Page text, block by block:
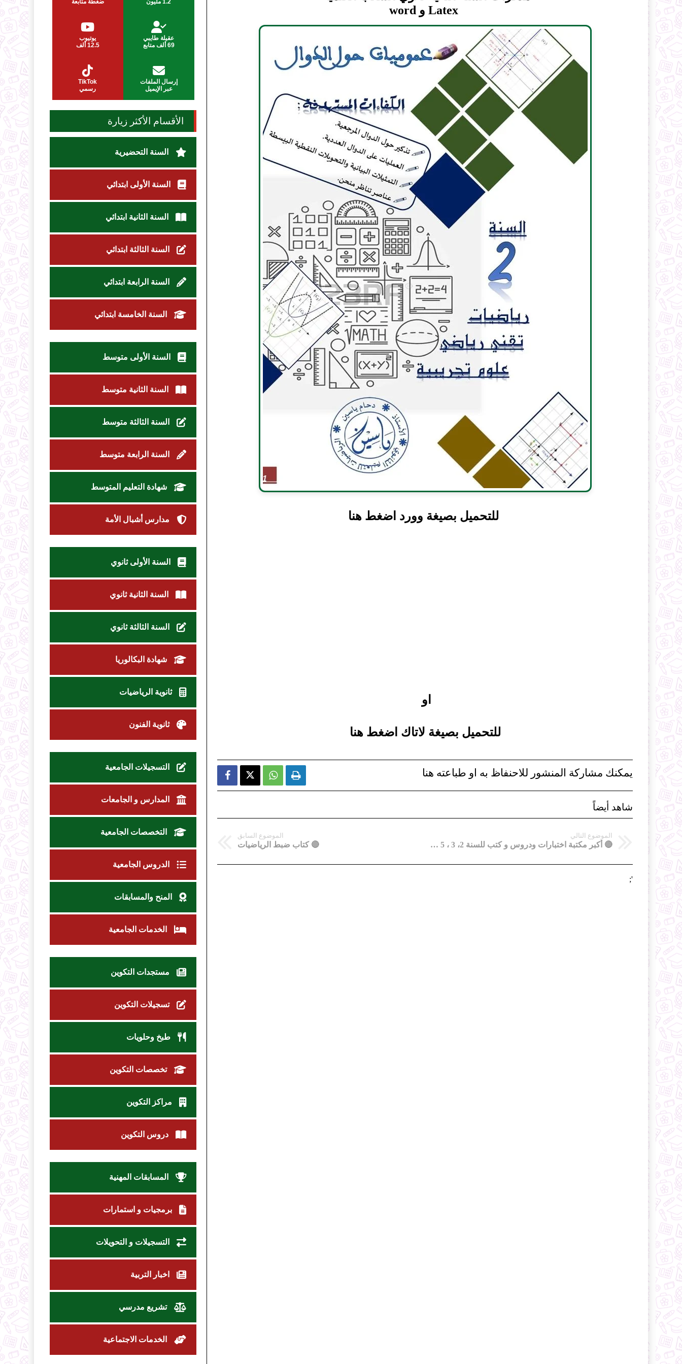
Latex و word
للتحميل بصيغة وورد اضغط هنا
او
للتحميل بصيغة لاتاك اضغط هنا
يمكنك مشاركة المنشور للاحنفاظ به او طباعته هنا   
شاهد أيضاً
الموضوع التالي
🔴 أكبر مكتبة اختبارات ودروس و كتب للسنة 2، 3 ، 5 ابتدائي
الموضوع السابق
🔴 كتاب ضبط الرياضيات
';
عقيلة طايبي
69 ألف متابع
يوتيوب
12.5 ألف
إرسال الملفات
عبر الإيميل
TikTok
رسمي
الأقسام الأكثر زيارة
السنة التحضيرية
السنة الأولى ابتدائي
السنة الثانية ابتدائي
السنة الثالثة ابتدائي
السنة الرابعة ابتدائي
السنة الخامسة ابتدائي
السنة الأولى متوسط
السنة الثانية متوسط
السنة الثالثة متوسط
السنة الرابعة متوسط
شهادة التعليم المتوسط
مدارس أشبال الأمة
السنة الأولى ثانوي
السنة الثانية ثانوي
السنة الثالثة ثانوي
شهادة البكالوريا
ثانوية الرياضيات
ثانوية الفنون
التسجيلات الجامعية
المدارس و الجامعات
التخصصات الجامعية
الدروس الجامعية
المنح والمسابقات
الخدمات الجامعية
مستجدات التكوين
تسجيلات التكوين
طبخ وحلويات
تخصصات التكوين
مراكز التكوين
دروس التكوين
المسابقات المهنية
برمجيات و استمارات
التسجيلات و التحويلات
اخبار التربية
تشريع مدرسي
الخدمات الاجتماعية